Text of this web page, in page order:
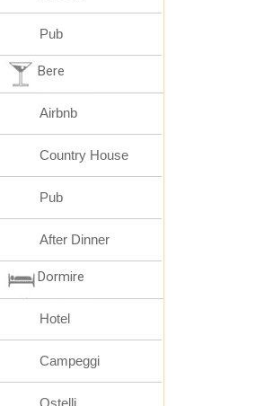
Pub
Bere
Airbnb
Country House
Pub
After Dinner
Dormire
Hotel
Campeggi
Ostelli